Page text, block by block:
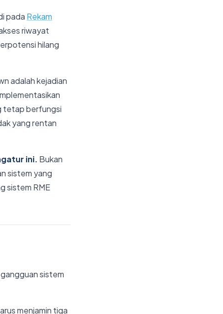
pada Rekam
riwayat
hilang
adalah kejadian
tetap berfungsi
yang rentan
ini. Bukan
sistem yang
sistem RME
sistem
menjamin tiga